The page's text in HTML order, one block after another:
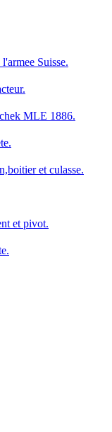
Suisse.
MLE 1886.
et culasse.
et pivot.